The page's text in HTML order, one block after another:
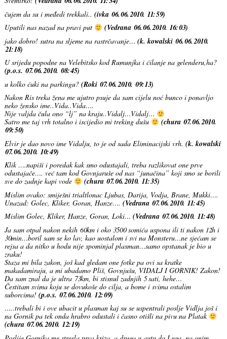
čujem da su i međedi trekkali.. (ivka 06.06.2010. 11:59)
Uputili nas nazad na pravi put (Vedrana 06.06.2010. 16:03)
jako dobro! sutra na sljeme na rastrčavanje… (k. kowalski 06.06.2010.
21:18)
U srijedu popodne na Velebitsko kod Rumunjka i ćilanje na gelenderu,ha?
(p.o.s. 07.06.2010. 08:45)
u kolko ćuki na parkingu? (Roki 07.06.2010. 09:13)
Nakon Ris treka žena me ujutro psuje da sam cijelu noć bunco i ponavljo
neko žensko ime..Vida..Vida….
Nije valjda čula ono “lj” na kraju..Vidalj…Vidalj…
Satro me taj vrh totalno i iscijedio mi treking dušu
(chura 07.06.2010.
09:50)
Elvir je dao novo ime Vidalju, to je od sada Eliminacijski vrh. (k. kowalski
07.06.2010. 10:49)
Klik ….napiši i poredak kak smo odustajali, treba razlikovat one prve
odustajače…. već tam kod Govnjaruše od nas “junačina” koji smo se borili
sve do zadnje kapi vode
(chura 07.06.2010. 11:35)
Mislim ovako: smiješni trialtlonac Ljubas, Darija, Vodja, Brane, Mukki….
Unazad: Golec, Kliker, Goran, Hanze…. (Vedrana 07.06.2010. 11:45)
Mislim Golec, Kliker, Hanze, Goran, Loki… (Vedrana 07.06.2010. 11:48)
Ja sam otpal nakon nekih 60km i oko 3500 somića uspona ili ti nakon 12h i
30min…boril sam se ko lav, kao uostalom i svi na Monsteru…ne sjećam se
rejsa a da nitko u hodu nije spominjal plasman…samo opstanak je bio u
zraku!
Staza mi bila zakon, još kad gledam one fotke pa ovi sa kratke
makadamiraju, a mi ubadamo Pliš, Govnjušu, VIDALJ I GORNIK! Zakon!
Da sam znal da je ultra 73km, bi stisnul zadnjih 5 sati, hehe…
Čestitam svima koju se dovukoše do cilja, a bome i svima ostalim
suborcima! (p.o.s. 07.06.2010. 12:09)
…..trebali bi i ove ubacit u plasman kaj su se uspentrali poslje Vidlja još i
na Gornik pa tek onda hrabro odustali i časno otišli na pivu na Platak
(chura 07.06.2010. 12:19)